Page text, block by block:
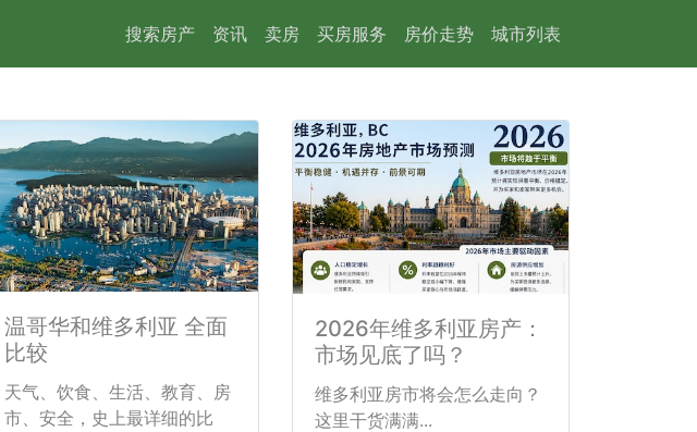
搜索房产 资讯 卖房 买房服务 房价走势 城市列表
温哥华和维多利亚 全面
比较
天气、饮食、生活、教育、房
市、安全，史上最详细的比
2026年维多利亚房产：
市场见底了吗？
维多利亚房市将会怎么走向？
这里干货满满...